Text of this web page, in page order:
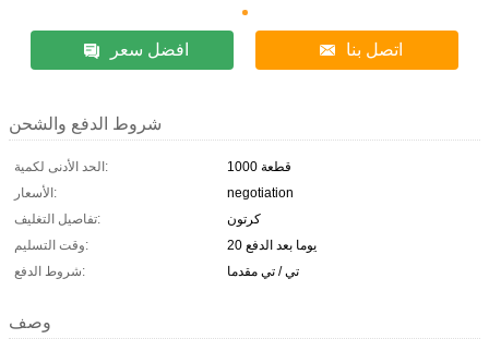
افضل سعر اتصل بنا
شروط الدفع والشحن
الحد الأدنى لكمية:
1000 قطعة
الأسعار:
negotiation
تفاصيل التغليف:
كرتون
وقت التسليم:
20 يوما بعد الدفع
شروط الدفع:
تي / تي مقدما
وصف